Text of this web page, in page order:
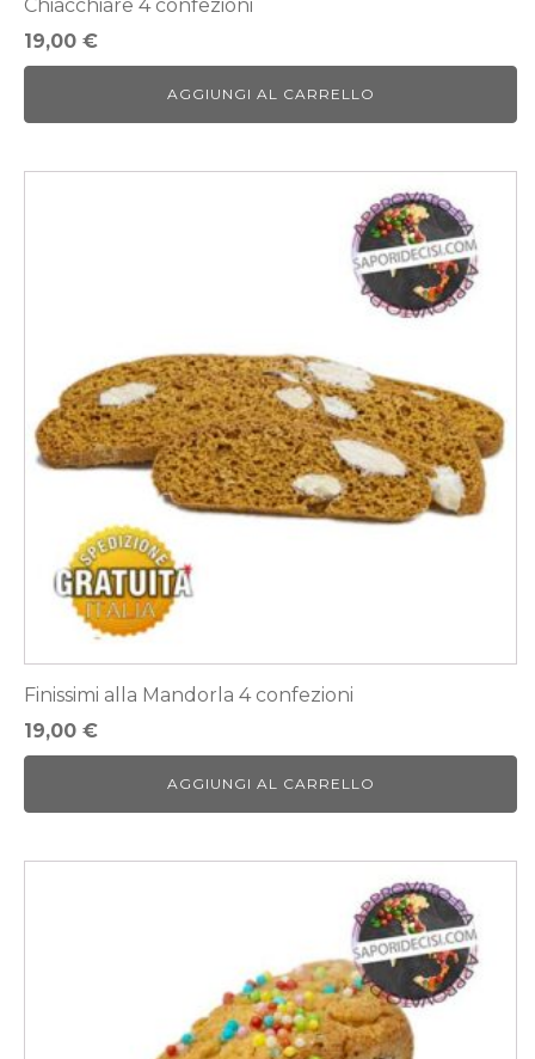
Chiacchiare 4 confezioni
19,00 €
AGGIUNGI AL CARRELLO
Finissimi alla Mandorla 4 confezioni
19,00 €
AGGIUNGI AL CARRELLO